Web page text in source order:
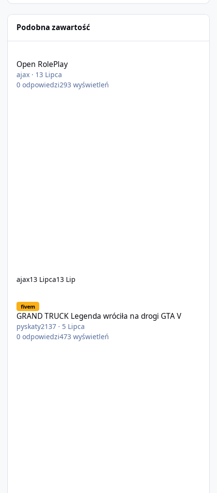
Podobna zawartość
Open RolePlay
ajax · 13 Lipca
0 odpowiedzi293 wyświetleń
ajax13 Lipca13 Lip
fivem
GRAND TRUCK Legenda wróciła na drogi GTA V
pyskaty2137 · 5 Lipca
0 odpowiedzi473 wyświetleń